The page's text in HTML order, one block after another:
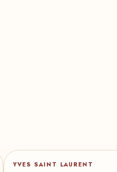
YVES SAINT LAURENT